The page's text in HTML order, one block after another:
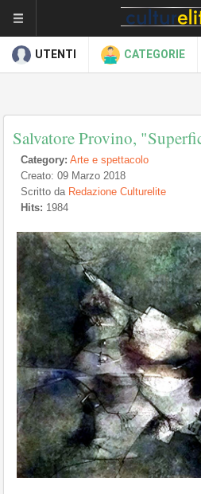
UTENTI CATEGORIE
Salvatore Provino,
Category: Arte e spettacolo
Creato: 09 Marzo 2018
Scritto da Redazione Culturelite
Hits: 1984